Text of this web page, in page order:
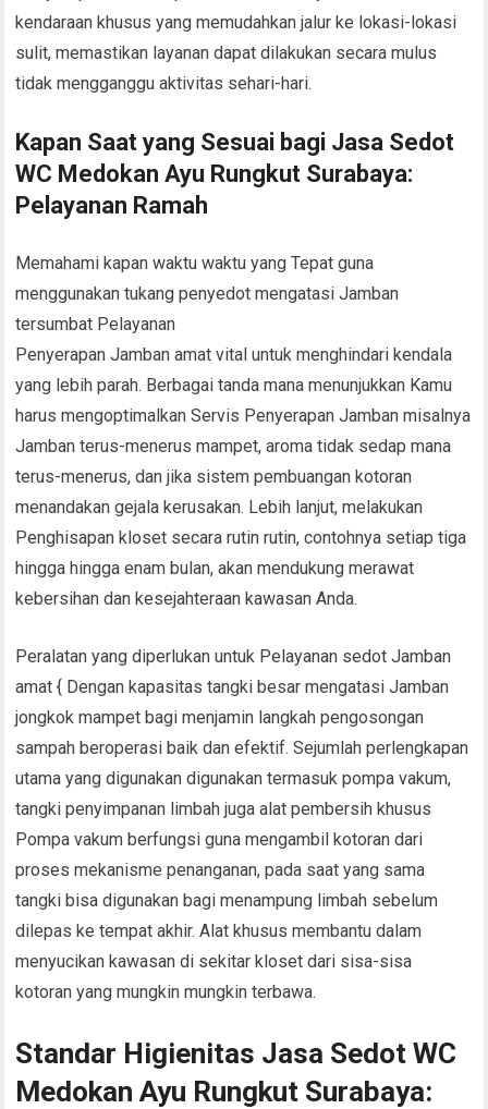
kendaraan khusus yang memudahkan jalur ke lokasi-lokasi
sulit, memastikan layanan dapat dilakukan secara mulus
tidak mengganggu aktivitas sehari-hari.
Kapan Saat yang Sesuai bagi Jasa Sedot
WC Medokan Ayu Rungkut Surabaya:
Pelayanan Ramah
Memahami kapan waktu waktu yang Tepat guna
menggunakan tukang penyedot mengatasi Jamban
tersumbat Pelayanan
Penyerapan Jamban amat vital untuk menghindari kendala
yang lebih parah. Berbagai tanda mana menunjukkan Kamu
harus mengoptimalkan Servis Penyerapan Jamban misalnya
Jamban terus-menerus mampet, aroma tidak sedap mana
terus-menerus, dan jika sistem pembuangan kotoran
menandakan gejala kerusakan. Lebih lanjut, melakukan
Penghisapan kloset secara rutin rutin, contohnya setiap tiga
hingga hingga enam bulan, akan mendukung merawat
kebersihan dan kesejahteraan kawasan Anda.
Peralatan yang diperlukan untuk Pelayanan sedot Jamban
amat { Dengan kapasitas tangki besar mengatasi Jamban
jongkok mampet bagi menjamin langkah pengosongan
sampah beroperasi baik dan efektif. Sejumlah perlengkapan
utama yang digunakan digunakan termasuk pompa vakum,
tangki penyimpanan limbah juga alat pembersih khusus
Pompa vakum berfungsi guna mengambil kotoran dari
proses mekanisme penanganan, pada saat yang sama
tangki bisa digunakan bagi menampung limbah sebelum
dilepas ke tempat akhir. Alat khusus membantu dalam
menyucikan kawasan di sekitar kloset dari sisa-sisa
kotoran yang mungkin mungkin terbawa.
Standar Higienitas Jasa Sedot WC
Medokan Ayu Rungkut Surabaya: